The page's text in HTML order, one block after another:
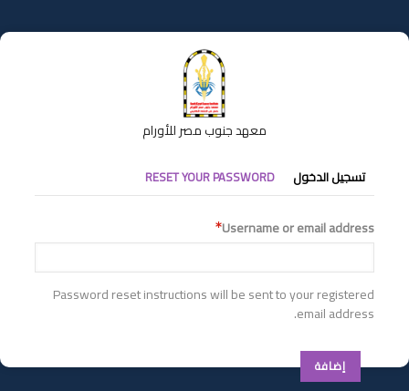
إلى
المحتوى
معهد جنوب مصر للأورام
التبويبات
الأساسية
تسجيل الدخول RESET YOUR PASSWORD
Username or email address
Password reset instructions will be sent to your registered
email address.